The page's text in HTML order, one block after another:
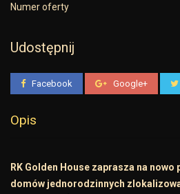
Numer oferty
Udostępnij
Facebook Google+
Opis
RK Golden House zaprasza na
domów jednorodzinnych